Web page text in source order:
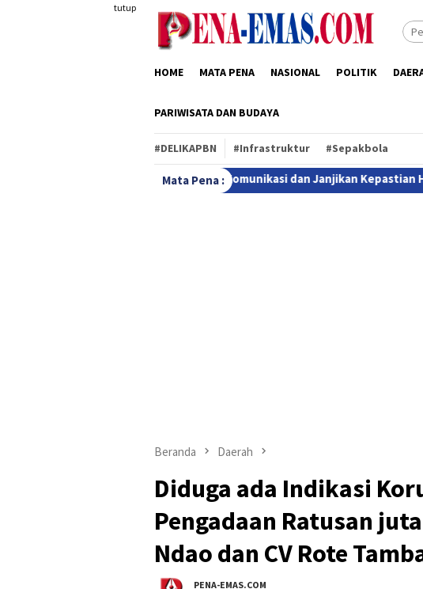
tutup
HOME MATA PENA NASIONAL POLITIK
PARIWISATA DAN BUDAYA
#DELIKAPBN #Infrastruktur #Sepakbola
Mata Pena :
Ruang Komunikasi dan Janjikan Kepastian Hukum Serah Terima
Beranda Daerah
Diduga ada Indikasi
Pengadaan Ratusan
Ndao dan CV Rote
PENA-EMAS.COM